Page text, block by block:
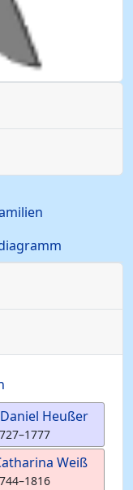
Heußer
–1777
Weiß
–1816